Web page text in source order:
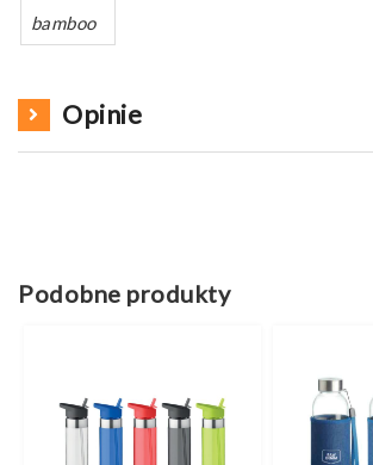
bamboo
Opinie
Podobne produkty